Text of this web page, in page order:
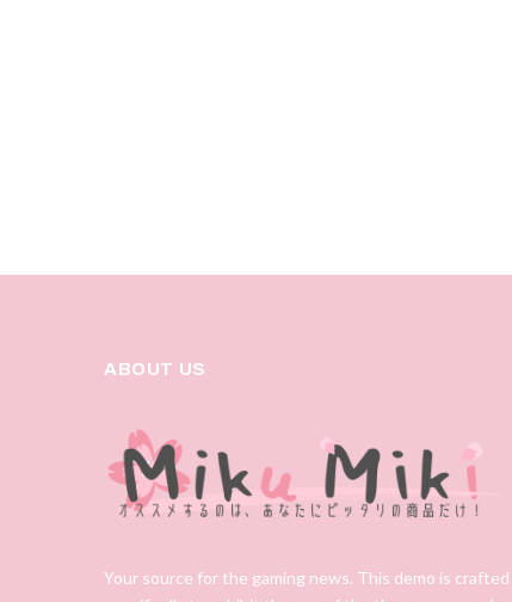
ABOUT US
Your source for the gaming news. This demo is crafted